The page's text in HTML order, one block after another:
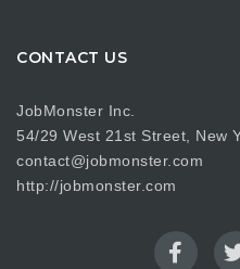
CONTACT US
JobMonster Inc.
54/29 West 21st Street, New
contact@jobmonster.com
http://jobmonster.com